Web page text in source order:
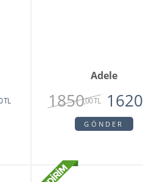
TL
Adele
1850,00 TL 1620
GÖNDER